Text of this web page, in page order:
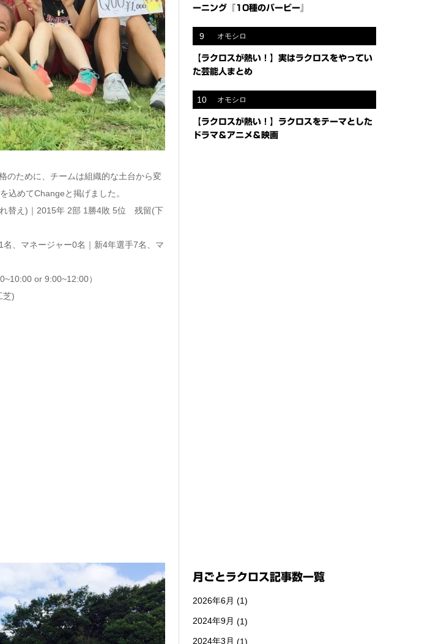
ために、チームは組織的な土台から変
込めてChangeと掲げました。
替え)｜2015年 2部 1勝4敗 5位 残留(下
、マネージャー0名｜新4年選手7名、マ
or 9:00~12:00）
芝)
ーニング『10種のバービー』
9 オモシロ
【ラクロスが熱い！】実はラクロスをやってい
た芸能人まとめ
10 オモシロ
【ラクロスが熱い！】ラクロスをテーマとした
ドラマ＆アニメ＆映画
月ごとラクロス記事数一覧
2026年6月 (1)
2024年9月 (1)
2024年3月 (1)